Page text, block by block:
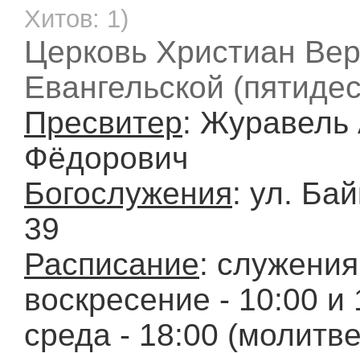
Хитов: 1)
Церковь Христиан
Евангельской
Пресвитер: Журавель
Фёдорович
Богослужения: ул.
39
Расписание:
воскресение - 10:00 и
среда - 18:00